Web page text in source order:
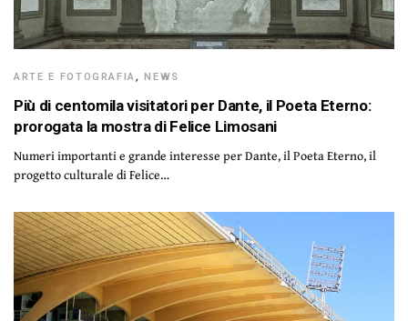
ARTE E FOTOGRAFIA,NEWS
Più di centomila visitatori per Dante, il Poeta Eterno:
prorogata la mostra di Felice Limosani
Numeri importanti e grande interesse per Dante, il Poeta Eterno, il
progetto culturale di Felice…